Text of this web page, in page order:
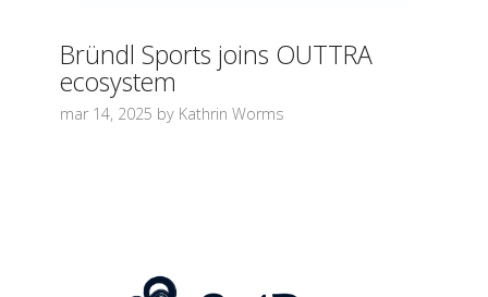
Bründl Sports joins OUTTRA
ecosystem
mar 14, 2025 by Kathrin Worms